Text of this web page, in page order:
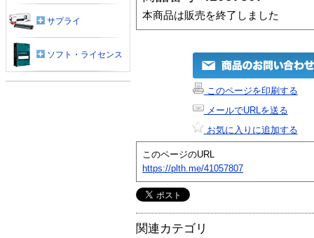
本商品は販売を終了しました
このページを印刷する
メールでURLを送る
お気に入りに追加する
このページのURL
https://plth.me/41057807
関連カテゴリ
サプライ
ソフト・ライセンス